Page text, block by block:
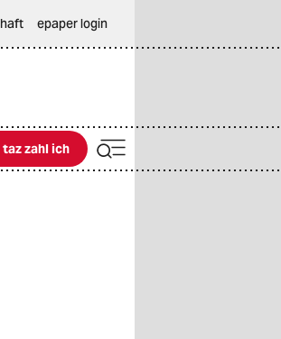
epaper login
ich
taz zahl ich